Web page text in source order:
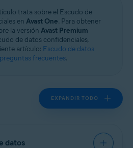
trata sobre el Escudo de
en Avast One. Para obtener
la versión Avast Premium
de datos confidenciales,
artículo: Escudo de datos
frecuentes.
EXPANDIR TODO
datos